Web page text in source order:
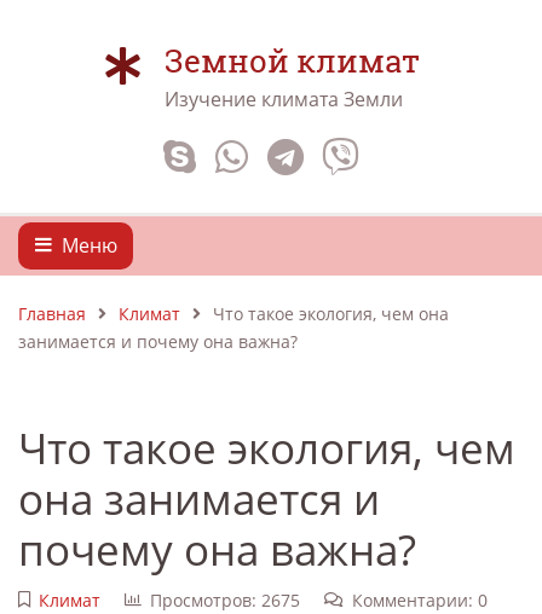
Земной климат
Изучение климата Земли
Меню
Главная Климат
Что такое экология, чем она
занимается и почему она важна?
Что такое экология, чем
она занимается и
почему она важна?
Климат Просмотров: 2675
Комментарии: 0